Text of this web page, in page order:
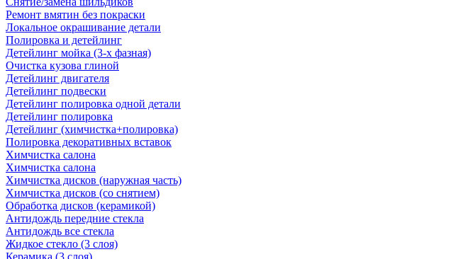
Ремонт вмятин без покраски
Локальное окрашивание детали
Полировка и детейлинг
Детейлинг мойка (3-х фазная)
Очистка кузова глиной
Детейлинг двигателя
Детейлинг подвески
Детейлинг полировка одной детали
Детейлинг полировка
Детейлинг (химчистка+полировка)
Полировка декоративных вставок
Химчистка салона
Химчистка салона
Химчистка дисков (наружная часть)
Химчистка дисков (со снятием)
Обработка дисков (керамикой)
Антидождь передние стекла
Антидождь все стекла
Жидкое стекло (3 слоя)
Керамика (3 слоя)